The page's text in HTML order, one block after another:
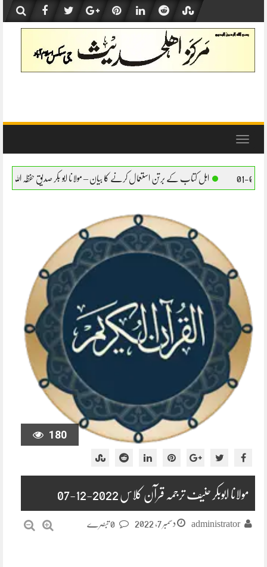
content
Toggle
کے برتن استعمال کرنے کا بیان – مولانا ابو بکر صدیق حفظہ اللہ اہل کتاب کے برتن
180
مولانا ابوبکر حنیف ترجمہ قرآن کلاس 2022-12-07
administrator دسمبر 7, 2022